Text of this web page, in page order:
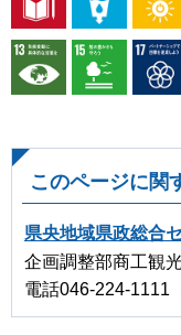
このページに関
県央地域県政総合
企画調整部商工観
電話046-224-1111